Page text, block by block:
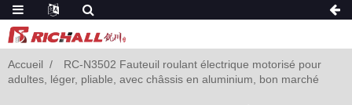
Accueil
RC-N3502 Fauteuil roulant électrique motorisé pour
adultes, léger, pliable, avec châssis en aluminium, bon marché